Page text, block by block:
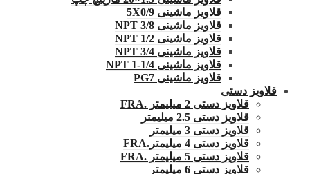
قلاویز ماشینی 5X0/9
قلاویز ماشینی 3/8 NPT
قلاویز ماشینی 1/2 NPT
قلاویز ماشینی 3/4 NPT
قلاویز ماشینی 1/4-1 NPT
قلاویز ماشینی PG7
قلاویز دستی
قلاویز دستی 2 میلیمتر .FRA
قلاویز دستی 2.5 میلیمتر
قلاویز دستی 3 میلیمتر
قلاویز دستی 4 میلیمتر.FRA
قلاویز دستی 5 میلیمتر .FRA
قلاویز دستی 6 میلیمتر